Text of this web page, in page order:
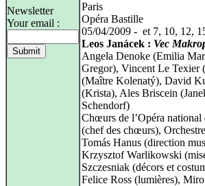
Newsletter
Your email :
Paris
Opéra Bastille
05/04/2009 - et 7, 10, 12,
Leos Janácek : Vec
Angela Denoke (Emilia
Gregor), Vincent Le Texier
(Maître Kolenatý), David
(Krista), Ales Briscein
Schendorf)
Chœurs de l’Opéra
(chef des chœurs),
Tomás Hanus (direction
Krzysztof Warlikowski
Szczesniak (décors et
Felice Ross (lumières),